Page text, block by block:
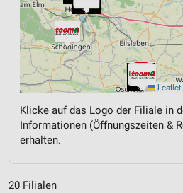
Leaflet
Klicke auf das Logo der Filiale in
Informationen (Öffnungszeiten &
erhalten.
20 Filialen